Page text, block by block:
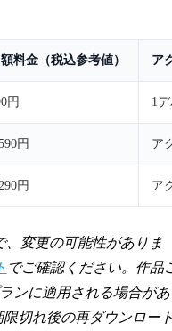
料金（税込参考値） ア
円 1
円 ア
円 ア
、変更の可能性がありま
でご確認ください。作品
ンに適用される場合が
限切れ後の再ダウンロー